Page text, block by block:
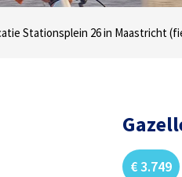
1 in Maastricht (e-bikes) en
Stationsplein 26 in Maastricht
Onze missie? Tevreden klanten!
€3.749